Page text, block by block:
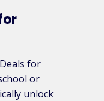
for
or
unlock